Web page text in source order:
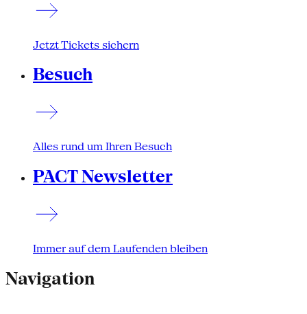
Jetzt Tickets sichern
Besuch
Alles rund um Ihren Besuch
PACT Newsletter
Immer auf dem Laufenden bleiben
Navigation